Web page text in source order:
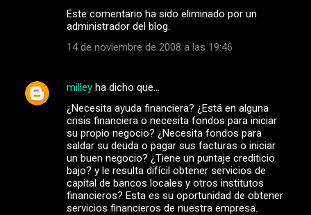
Este comentario ha sido eliminado por un
administrador del blog.
14 de noviembre de 2008 a las 19:46
milley ha dicho que…
¿Necesita ayuda financiera? ¿Está en alguna
crisis financiera o necesita fondos para iniciar
su propio negocio? ¿Necesita fondos para
saldar su deuda o pagar sus facturas o iniciar
un buen negocio? ¿Tiene un puntaje crediticio
bajo? y le resulta difícil obtener servicios de
capital de bancos locales y otros institutos
financieros? Esta es su oportunidad de obtener
servicios financieros de nuestra empresa.